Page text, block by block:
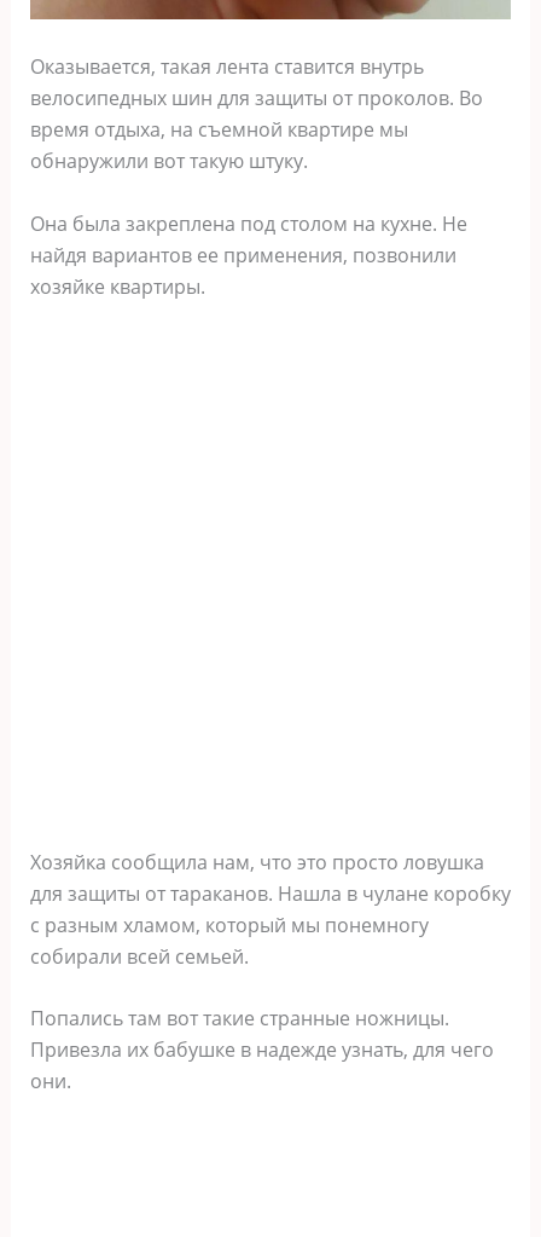
Оказывается, такая лента ставится внутрь
велосипедных шин для защиты от проколов. Во
время отдыха, на съемной квартире мы
обнаружили вот такую штуку.
Она была закреплена под столом на кухне. Не
найдя вариантов ее применения, позвонили
хозяйке квартиры.
Хозяйка сообщила нам, что это просто ловушка
для защиты от тараканов. Нашла в чулане коробку
с разным хламом, который мы понемногу
собирали всей семьей.
Попались там вот такие странные ножницы.
Привезла их бабушке в надежде узнать, для чего
они.